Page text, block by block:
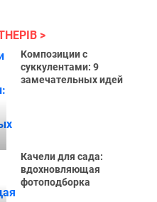
Композиции с
суккулентами: 9
замечательных идей
Качели для сада:
вдохновляющая
фотоподборка